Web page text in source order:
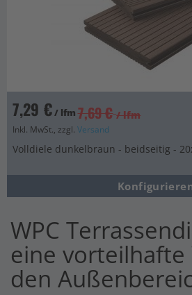
7,29 €/ lfm 7,69 € / lfm
Inkl. MwSt., zzgl. Versand
Volldiele dunkelbraun - beidseitig -
WPC
eine vorteilhafte
den